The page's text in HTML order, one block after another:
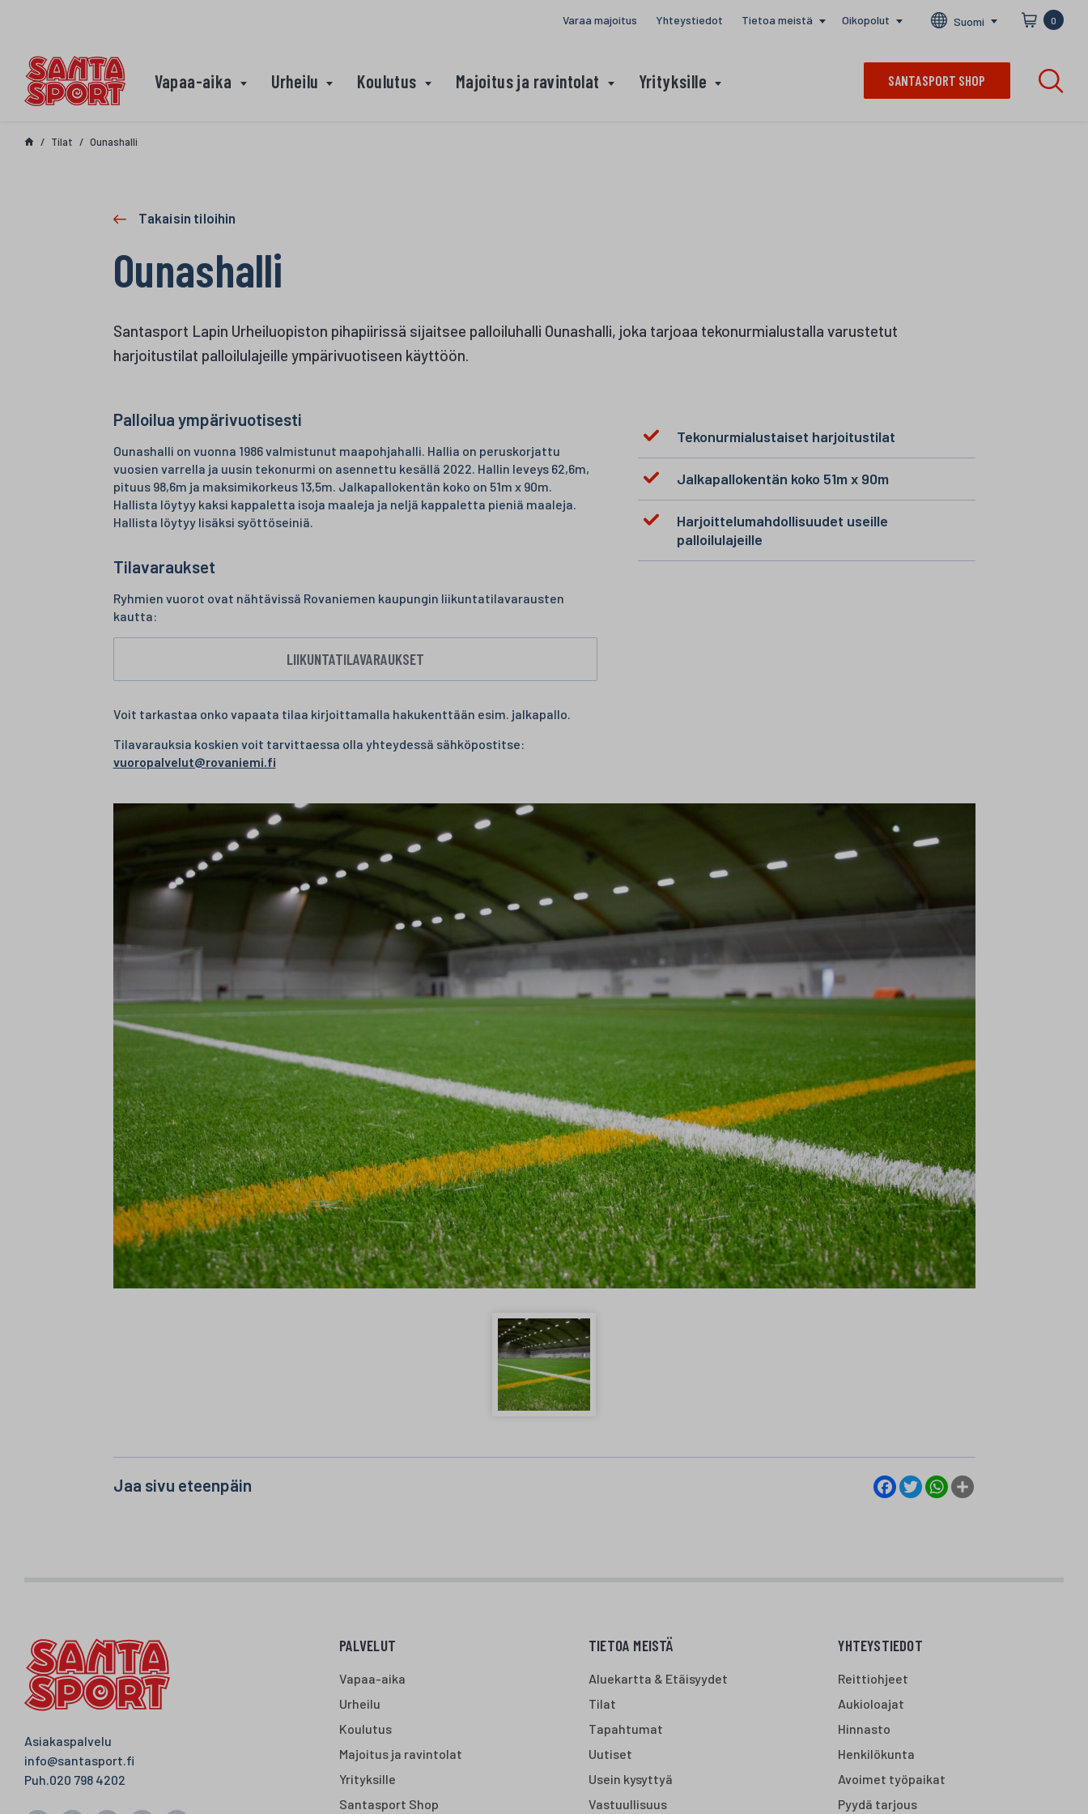
Varaa majoitus Yhteystiedot Tietoa meistä Oikopolut Suomi 0
Vapaa-aika Urheilu Koulutus Majoitus ja ravintolat Yrityksille SANTASPORT SHOP
Tilat Ounashalli
Takaisin tiloihin
Ounashalli
Santasport Lapin Urheiluopiston pihapiirissä sijaitsee palloiluhalli Ounashalli, joka tarjoaa tekonurmialustalla varustetut
harjoitustilat palloilulajeille ympärivuotiseen käyttöön.
Palloilua ympärivuotisesti
Ounashalli on vuonna 1986 valmistunut maapohjahalli. Hallia on peruskorjattu
vuosien varrella ja uusin tekonurmi on asennettu kesällä 2022. Hallin leveys 62,6m,
pituus 98,6m ja maksimikorkeus 13,5m. Jalkapallokentän koko on 51m x 90m.
Hallista löytyy kaksi kappaletta isoja maaleja ja neljä kappaletta pieniä maaleja.
Hallista löytyy lisäksi syöttöseiniä.
Tilavaraukset
Ryhmien vuorot ovat nähtävissä Rovaniemen kaupungin liikuntatilavarausten
kautta:
LIIKUNTATILAVARAUKSET
Voit tarkastaa onko vapaata tilaa kirjoittamalla hakukenttään esim. jalkapallo.
Tilavarauksia koskien voit tarvittaessa olla yhteydessä sähköpostitse:
vuoropalvelut@rovaniemi.fi
Tekonurmialustaiset harjoitustilat
Jalkapallokentän koko 51m x 90m
Harjoittelumahdollisuudet useille
palloilulajeille
Jaa sivu eteenpäin Facebook
TwitterWhatsApp
Share
Asiakaspalvelu
info@santasport.fi
Puh.020 798 4202
PALVELUT
Vapaa-aika
Urheilu
Koulutus
Majoitus ja ravintolat
Yrityksille
Santasport Shop
TIETOA MEISTÄ
Aluekartta & Etäisyydet
Tilat
Tapahtumat
Uutiset
Usein kysyttyä
Vastuullisuus
YHTEYSTIEDOT
Reittiohjeet
Aukioloajat
Hinnasto
Henkilökunta
Avoimet työpaikat
Pyydä tarjous